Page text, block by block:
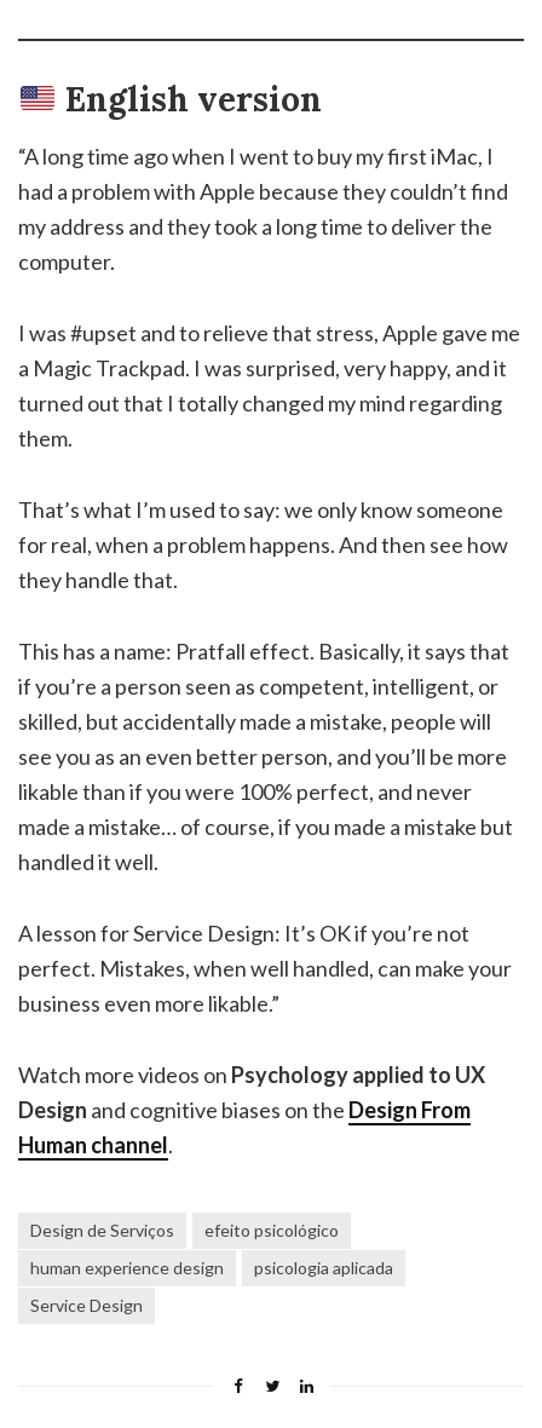
English version
“A long time ago when I went to buy my first iMac, I
had a problem with Apple because they couldn’t find
my address and they took a long time to deliver the
computer.
I was #upset and to relieve that stress, Apple gave me
a Magic Trackpad. I was surprised, very happy, and it
turned out that I totally changed my mind regarding
them.
That’s what I’m used to say: we only know someone
for real, when a problem happens. And then see how
they handle that.
This has a name: Pratfall effect. Basically, it says that
if you’re a person seen as competent, intelligent, or
skilled, but accidentally made a mistake, people will
see you as an even better person, and you’ll be more
likable than if you were 100% perfect, and never
made a mistake… of course, if you made a mistake but
handled it well.
A lesson for Service Design: It’s OK if you’re not
perfect. Mistakes, when well handled, can make your
business even more likable.”
Watch more videos on Psychology applied to UX
Design and cognitive biases on the Design From
Human channel.
Design de Serviços
efeito psicológico
human experience design
psicologia aplicada
Service Design